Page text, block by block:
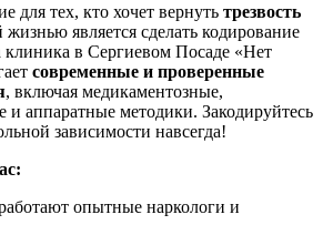
тех, кто хочет вернуть трезвость
жизнью является сделать кодирование
клиника в Сергиевом Посаде «Нет
современные и проверенные
, включая медикаментозные,
и аппаратные методики. Закодируйтесь
зависимости навсегда!
опытные наркологи и